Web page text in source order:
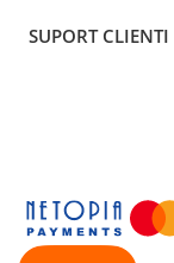
SUPORT CLIENTI